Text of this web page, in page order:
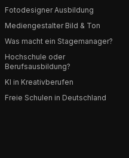
Fotodesigner Ausbildung
Mediengestalter Bild & Ton
Was macht ein Stagemanager?
Hochschule oder
Berufsausbildung?
KI in Kreativberufen
Freie Schulen in Deutschland